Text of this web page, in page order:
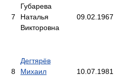
7
Губарева
Наталья
Викторовна
09.02.1967
8
Дегтярёв
Михаил
10.07.1981